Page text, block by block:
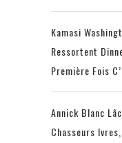
Kamasi
Ressortent
Première Fois
Annick Blanc
Chasseurs